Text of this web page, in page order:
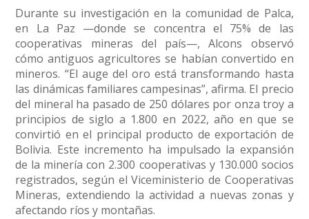
Durante su investigación en la comunidad de Palca,
en La Paz —donde se concentra el 75% de las
cooperativas mineras del país—, Alcons observó
cómo antiguos agricultores se habían convertido en
mineros. “El auge del oro está transformando hasta
las dinámicas familiares campesinas”, afirma. El precio
del mineral ha pasado de 250 dólares por onza troy a
principios de siglo a 1.800 en 2022, año en que se
convirtió en el principal producto de exportación de
Bolivia. Este incremento ha impulsado la expansión
de la minería con 2.300 cooperativas y 130.000 socios
registrados, según el Viceministerio de Cooperativas
Mineras, extendiendo la actividad a nuevas zonas y
afectando ríos y montañas.